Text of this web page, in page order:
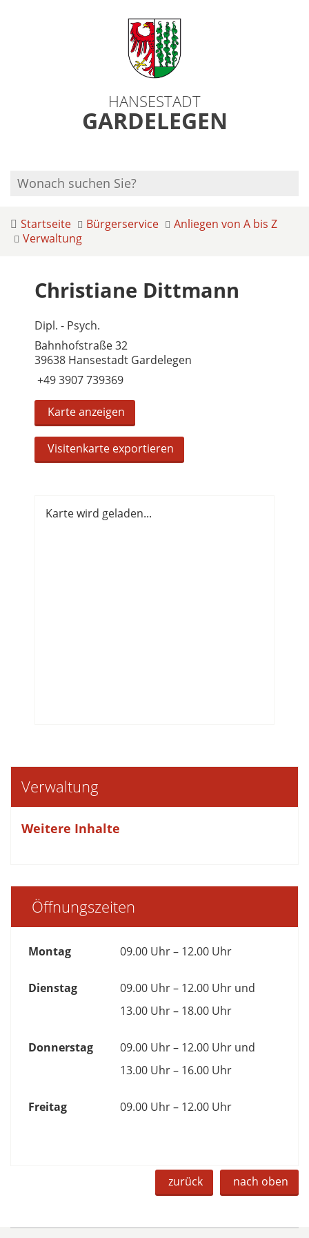
HANSESTADT
GARDELEGEN
Startseite Bürgerservice
Anliegen von A bis Z
Verwaltung
Christiane Dittmann
Dipl. - Psych.
Bahnhofstraße 32
39638 Hansestadt Gardelegen
+49 3907 739369
Karte anzeigen
Visitenkarte exportieren
Karte wird geladen...
Verwaltung
Weitere Inhalte
Öffnungszeiten
Montag 09.00 Uhr – 12.00 Uhr
Dienstag
09.00 Uhr – 12.00 Uhr und
13.00 Uhr – 18.00 Uhr
Donnerstag
09.00 Uhr – 12.00 Uhr und
13.00 Uhr – 16.00 Uhr
Freitag 09.00 Uhr – 12.00 Uhr
zurück nach oben